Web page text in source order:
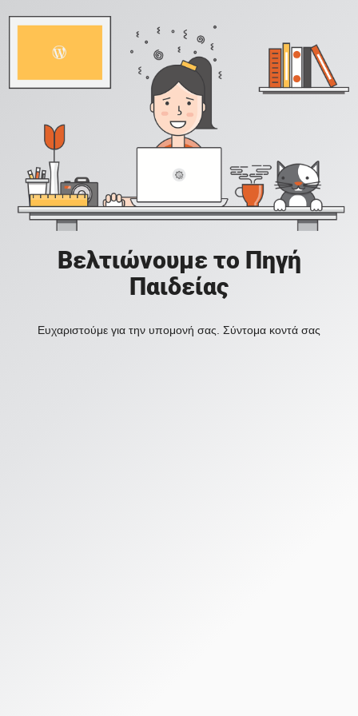
Βελτιώνουμε το Πηγή
Παιδείας
Ευχαριστούμε για την υπομονή σας. Σύντομα κοντά σας